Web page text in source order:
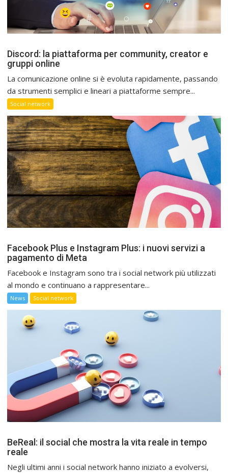
Discord: la piattaforma per community, creator e
gruppi online
La comunicazione online si è evoluta rapidamente, passando
da strumenti semplici e lineari a piattaforme sempre...
Social network
Facebook Plus e Instagram Plus: i nuovi servizi a
pagamento di Meta
Facebook e Instagram sono tra i social network più utilizzati
al mondo e continuano a rappresentare...
News Social network
BeReal: il social che mostra la vita reale in tempo
reale
Negli ultimi anni i social network hanno iniziato a evolversi,